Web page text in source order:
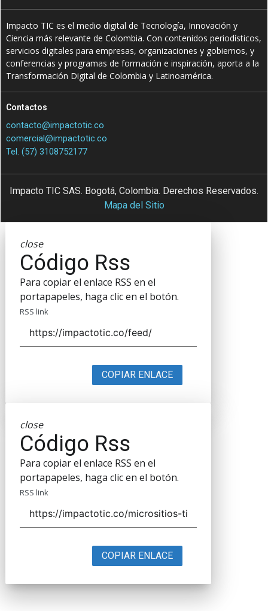
Impacto TIC es el medio digital de Tecnología, Innovación y
Ciencia más relevante de Colombia. Con contenidos periodísticos,
servicios digitales para empresas, organizaciones y gobiernos, y
conferencias y programas de formación e inspiración, aporta a la
Transformación Digital de Colombia y Latinoamérica.
Contactos
contacto@impactotic.co
comercial@impactotic.co
Tel. (57) 3108752177
Impacto TIC SAS. Bogotá, Colombia. Derechos Reservados.
Mapa del Sitio
close
Código Rss
Para copiar el enlace RSS en el
portapapeles, haga clic en el botón.
RSS link
COPIAR ENLACE
close
Código Rss
Para copiar el enlace RSS en el
portapapeles, haga clic en el botón.
RSS link
COPIAR ENLACE